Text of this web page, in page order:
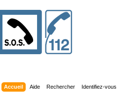
Accueil Aide Rechercher Identifiez-vous